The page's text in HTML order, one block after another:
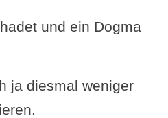
und ein Dogma
ja diesmal weniger